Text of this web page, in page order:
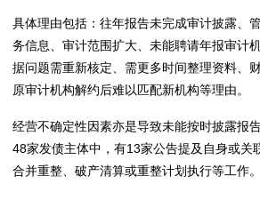
具体理由包括：往年报告未完成审计披露、
务信息、审计范围扩大、未能聘请年报审计
据问题需重新核定、需更多时间整理资料、
原审计机构解约后难以匹配新机构等理由。
经营不确定性因素亦是导致未能按时披露报
48家发债主体中，有13家公告提及自身或关
合并重整、破产清算或重整计划执行等工作。